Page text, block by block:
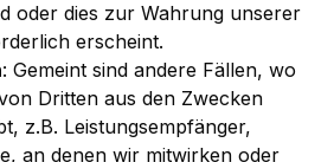
oder dies zur Wahrung unserer
erscheint.
: Gemeint sind andere Fällen, wo
Dritten aus den Zwecken
z.B. Leistungsempfänger,
an denen wir mitwirken oder